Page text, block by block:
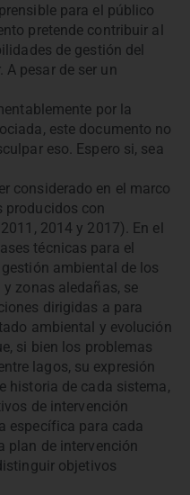
para el público
pretende contribuir al
de gestión del
A pesar de ser un
por la
este documento no
eso. Espero si, sea
considerado en el marco
producidos con
2014 y 2017). En el
técnicas para el
ambiental de los
zonas aledañas, se
dirigidas a para
ambiental y evolución
si bien los problemas
lagos, su expresión
historia de cada sistema,
de intervención
específica para cada
plan de intervención
objetivos